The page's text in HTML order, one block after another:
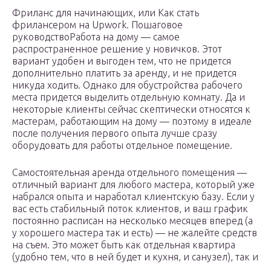
Фриланс для начинающих, или Как стать
фрилансером на Upwork. Пошаговое
руководствоРабота на дому — самое
распространенное решение у новичков. Этот
вариант удобен и выгоден тем, что не придется
дополнительно платить за аренду, и не придется
никуда ходить. Однако для обустройства рабочего
места придется выделить отдельную комнату. Да и
некоторые клиенты сейчас скептически относятся к
мастерам, работающим на дому — поэтому в идеале
после получения первого опыта лучше сразу
оборудовать для работы отдельное помещение.
Самостоятельная аренда отдельного помещения —
отличный вариант для любого мастера, который уже
набрался опыта и наработал клиентскую базу. Если у
вас есть стабильный поток клиентов, и ваш график
постоянно расписан на несколько месяцев вперед (а
у хорошего мастера так и есть) — не жалейте средств
на съем. Это может быть как отдельная квартира
(удобно тем, что в ней будет и кухня, и санузел), так и